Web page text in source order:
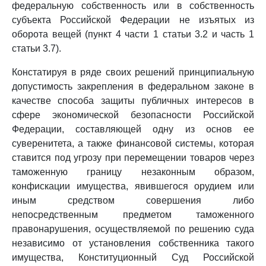
федеральную собственность или в собственность
субъекта Российской Федерации не изъятых из
оборота вещей (пункт 4 части 1 статьи 3.2 и часть 1
статьи 3.7).
Констатируя в ряде своих решений принципиальную
допустимость закрепления в федеральном законе в
качестве способа защиты публичных интересов в
сфере экономической безопасности Российской
Федерации, составляющей одну из основ ее
суверенитета, а также финансовой системы, которая
ставится под угрозу при перемещении товаров через
таможенную границу незаконным образом,
конфискации имущества, явившегося орудием или
иным средством совершения либо
непосредственным предметом таможенного
правонарушения, осуществляемой по решению суда
независимо от установления собственника такого
имущества, Конституционный Суд Российской